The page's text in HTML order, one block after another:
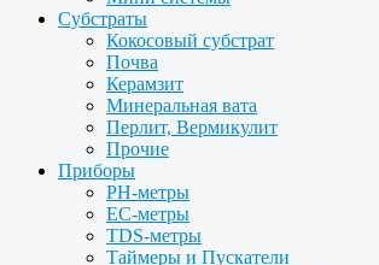
Субстраты
Кокосовый субстрат
Почва
Керамзит
Минеральная вата
Перлит, Вермикулит
Прочие
Приборы
PH-метры
EC-метры
TDS-метры
Таймеры и Пускатели